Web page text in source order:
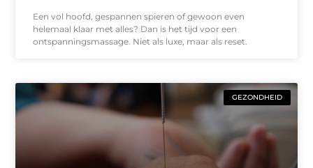
Een vol hoofd, gespannen spieren of gewoon even
helemaal klaar met alles? Dan is het tijd voor een
ontspanningsmassage. Niet als luxe, maar als reset.
GEZONDHEID